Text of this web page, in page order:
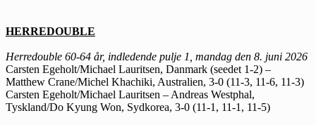
HERREDOUBLE
Herredouble 60-64 år, indledende pulje 1, mandag den 8. juni 2026
Carsten Egeholt/Michael Lauritsen, Danmark (seedet 1-2) –
Matthew Crane/Michel Khachiki, Australien, 3-0 (11-3, 11-6, 11-3)
Carsten Egeholt/Michael Lauritsen – Andreas Westphal,
Tyskland/Do Kyung Won, Sydkorea, 3-0 (11-1, 11-1, 11-5)